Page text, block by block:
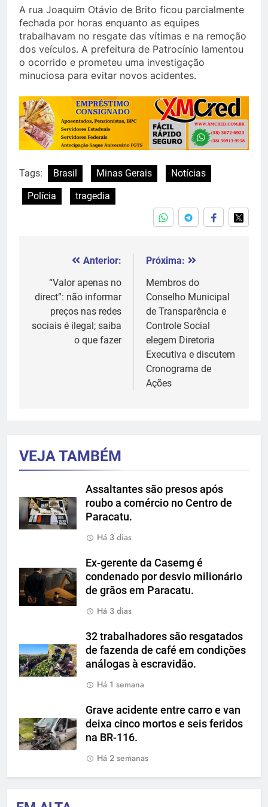
A rua Joaquim Otávio de Brito ficou parcialmente
fechada por horas enquanto as equipes
trabalhavam no resgate das vítimas e na remoção
dos veículos. A prefeitura de Patrocínio lamentou
o ocorrido e prometeu uma investigação
minuciosa para evitar novos acidentes.
Tags: Brasil Minas Gerais
Notícias
Polícia
tragedia
Navegação
Post
Anterior:
“Valor apenas no
direct”: não informar
preços nas redes
sociais é ilegal; saiba
o que fazer
Próxima:
Membros do
Conselho Municipal
de Transparência e
Controle Social
elegem Diretoria
Executiva e discutem
Cronograma de
Ações
VEJA TAMBÉM
Assaltantes são presos após
roubo a comércio no Centro de
Paracatu.
Há 3 dias
Ex-gerente da Casemg é
condenado por desvio milionário
de grãos em Paracatu.
Há 3 dias
32 trabalhadores são resgatados
de fazenda de café em condições
análogas à escravidão.
Há 1 semana
Grave acidente entre carro e van
deixa cinco mortos e seis feridos
na BR-116.
Há 2 semanas